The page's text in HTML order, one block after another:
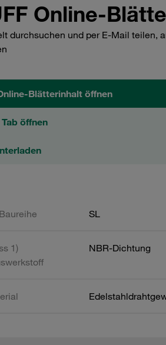
Online-
durchsuchen und per E-Mail teilen,
Blätterinhalt öffnen
öffnen
SL
1)
NBR-Dichtung